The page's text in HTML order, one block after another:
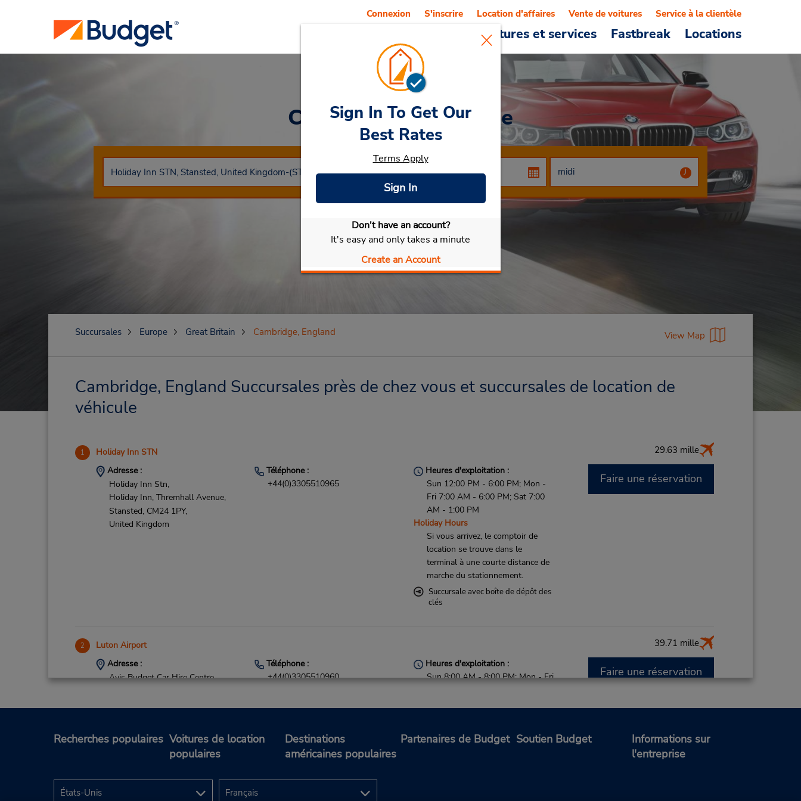
Voitures et services Fastbreak Locations
Connexion S'inscrire Location d'affaires Vente de voitures Service à la clientèle
Car RentalCambridge
Sélectionner ma voiture
Sign In To Get Our
Best Rates
Terms Apply
Sign In
Don't have an account?
It's easy and only takes a minute
Create an Account
Succursales Europe Great Britain Cambridge, England View Map
Cambridge, England Succursales près de chez vous et succursales de location de
véhicule
1 Holiday Inn STN 29.63 mille
Adresse :
Holiday Inn Stn,
Holiday Inn, Thremhall Avenue,
Stansted, CM24 1PY,
United Kingdom
Téléphone :
+44(0)3305510965
Heures d'exploitation :
Sun 12:00 PM - 6:00 PM; Mon -
Fri 7:00 AM - 6:00 PM; Sat 7:00
AM - 1:00 PM
Holiday Hours
Si vous arrivez, le comptoir de
location se trouve dans le
terminal à une courte distance de
marche du stationnement.
Succursale avec boîte de dépôt des
clés
Faire une réservation
2 Luton Airport 39.71 mille
Adresse :
Avis Budget Car Hire Centre,
Téléphone :
+44(0)3305510960
Heures d'exploitation :
Sun 8:00 AM - 8:00 PM; Mon - Fri
location se trouve dans le
Faire une réservation
Recherches populaires Voitures de location
populaires
Destinations
américaines populaires
Partenaires de Budget Soutien Budget
Informations sur
l'entreprise